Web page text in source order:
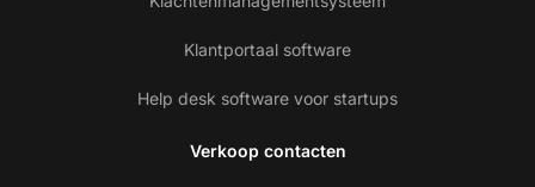
Klantportaal software
Help desk software voor startups
Verkoop contacten